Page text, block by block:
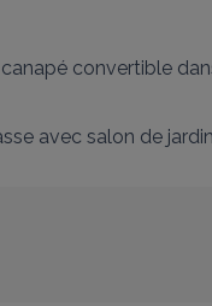
convertible
avec salon de